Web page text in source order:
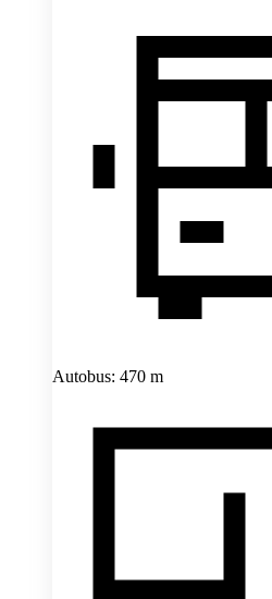
Autobus: 470 m